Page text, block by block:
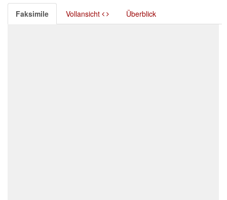
Faksimile Vollansicht Überblick